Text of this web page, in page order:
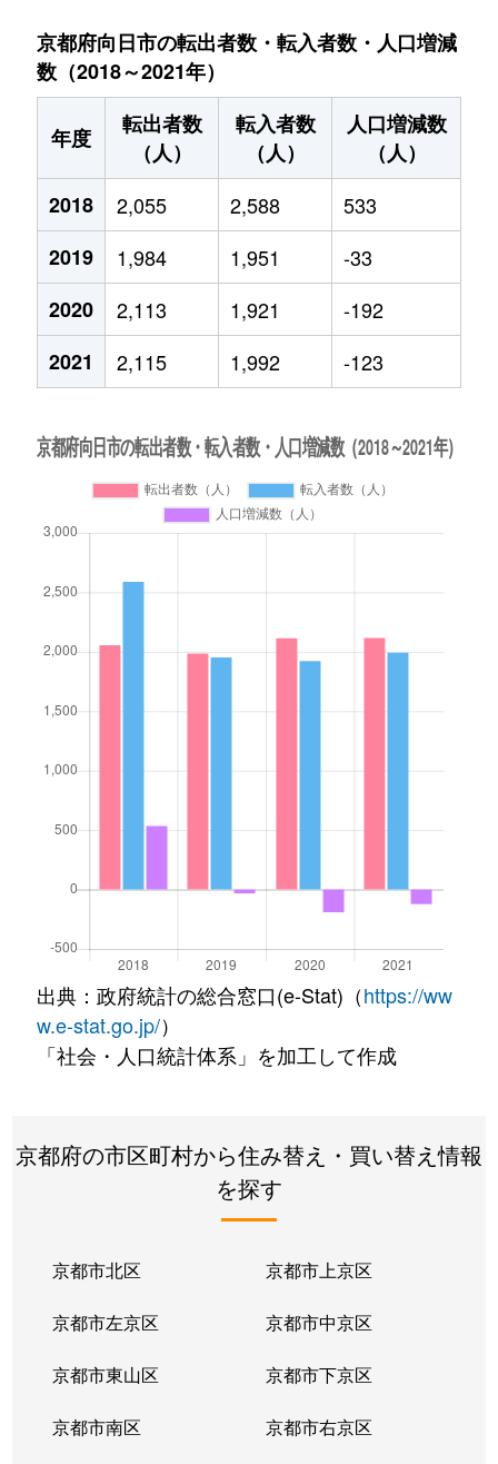
京都府向日市の転出者数・転入者数・人口増減
数（2018～2021年）
年度
転出者数
（人）
転入者数
（人）
人口増減数
（人）
2018
2,055 2,588
533
2019
1,984 1,951
-33
2020
2,113 1,921
-192
2021
2,115 1,992 -123
出典：政府統計の総合窓口(e-Stat)（https://ww
w.e-stat.go.jp/）
「社会・人口統計体系」を加工して作成
京都府の市区町村から住み替え・買い替え情報
を探す
京都市北区 京都市上京区
京都市左京区 京都市中京区
京都市東山区 京都市下京区
京都市南区 京都市右京区